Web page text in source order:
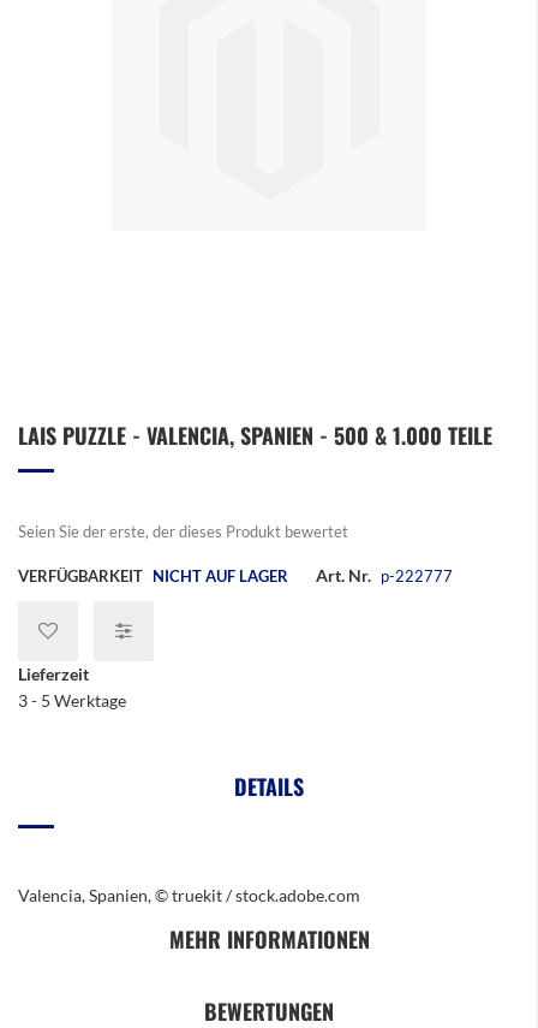
Anfang
LAIS PUZZLE - VALENCIA, SPANIEN - 500 & 1.000 TEILE
Seien Sie der erste, der dieses Produkt bewertet
VERFÜGBARKEIT NICHT AUF LAGER Art. Nr. p-222777
Lieferzeit
3 - 5 Werktage
DETAILS
Valencia, Spanien, © truekit / stock.adobe.com
MEHR INFORMATIONEN
BEWERTUNGEN